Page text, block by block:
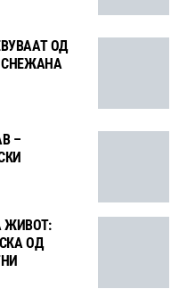
ОД
СНЕЖАНА
–
ЖИВОТ:
ОД